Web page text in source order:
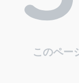
このペー